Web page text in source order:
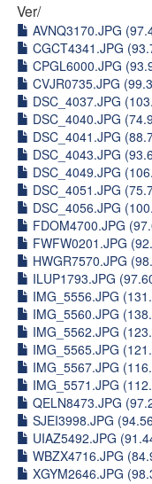
Ver/
AVNQ3170.JPG
CGCT4341.JPG
CPGL6000.JPG
CVJR0735.JPG
DSC_4037.JPG
DSC_4040.JPG
DSC_4041.JPG
DSC_4043.JPG
DSC_4049.JPG
DSC_4051.JPG
DSC_4056.JPG
FDOM4700.JPG
FWFW0201.JPG
HWGR7570.JPG
ILUP1793.JPG
IMG_5556.JPG
IMG_5560.JPG
IMG_5562.JPG
IMG_5565.JPG
IMG_5567.JPG
IMG_5571.JPG
QELN8473.JPG
SJEI3998.JPG
UIAZ5492.JPG
WBZX4716.JPG
XGYM2646.JPG